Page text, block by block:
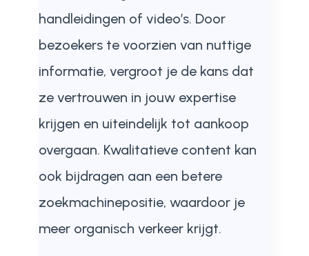
handleidingen of video’s. Door
bezoekers te voorzien van nuttige
informatie, vergroot je de kans dat
ze vertrouwen in jouw expertise
krijgen en uiteindelijk tot aankoop
overgaan. Kwalitatieve content kan
ook bijdragen aan een betere
zoekmachinepositie, waardoor je
meer organisch verkeer krijgt.